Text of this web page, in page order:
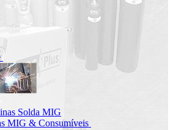
Solda MIG
MIG & Consumíveis